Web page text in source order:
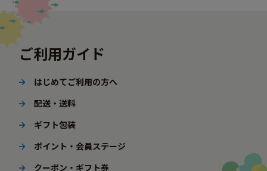
ご利用ガイド
はじめてご利用の方へ
配送・送料
ギフト包装
ポイント・会員ステージ
クーポン・ギフト券